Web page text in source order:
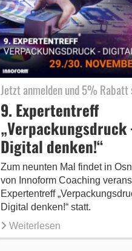
Jetzt anmelden und 5% Rabatt
9. Expertentreff
„Verpackungsdruck
Digital denken!“
Zum neunten Mal findet in
von Innoform Coaching
Expertentreff
Digital denken!“ statt.
Weiterlesen